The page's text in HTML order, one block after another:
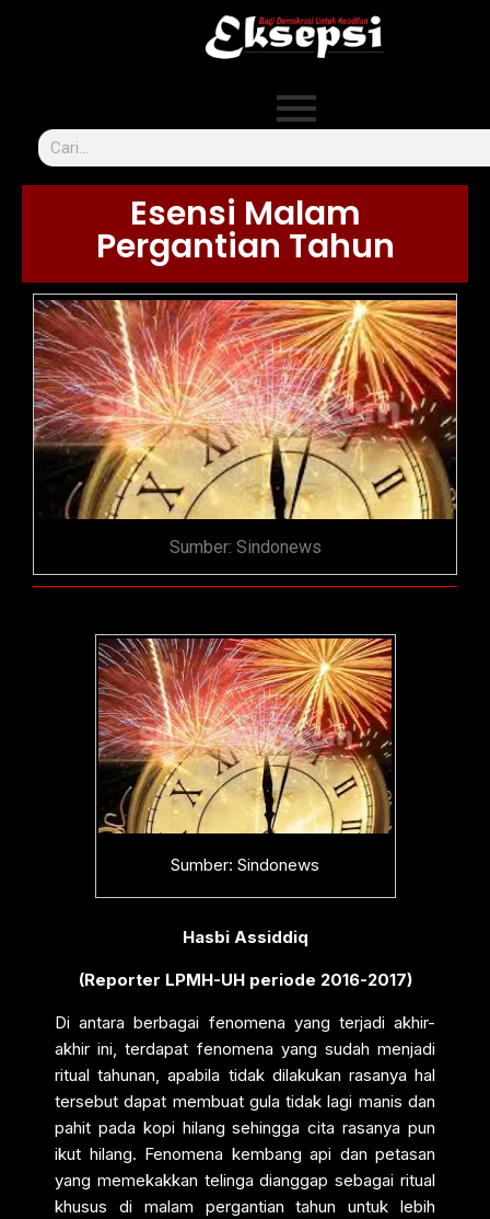
Esensi Malam
Pergantian Tahun
Sumber: Sindonews
Sumber: Sindonews
Hasbi Assiddiq
(Reporter LPMH-UH periode 2016-2017)
Di antara berbagai fenomena yang terjadi akhir-
akhir ini, terdapat fenomena yang sudah menjadi
ritual tahunan, apabila tidak dilakukan rasanya hal
tersebut dapat membuat gula tidak lagi manis dan
pahit pada kopi hilang sehingga cita rasanya pun
ikut hilang. Fenomena kembang api dan petasan
yang memekakkan telinga dianggap sebagai ritual
khusus di malam pergantian tahun untuk lebih